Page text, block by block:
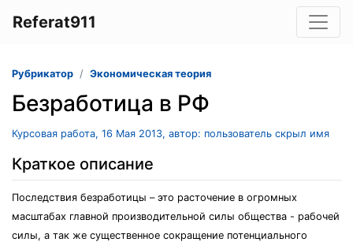
Referat911
Рубрикатор Экономическая теория
Безработица в РФ
Курсовая работа, 16 Мая 2013, автор: пользователь скрыл имя
Краткое описание
Последствия безработицы – это расточение в огромных
масштабах главной производительной силы общества - рабочей
силы, а так же существенное сокращение потенциального